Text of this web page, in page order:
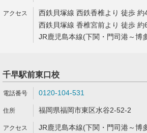
西鉄貝塚線 西鉄香椎より 徒歩 約
西鉄貝塚線 香椎宮前より 徒歩 約
JR鹿児島本線(下関・門司港～博
千早駅前東口校
0120-104-531
福岡県福岡市東区水谷2-52-2
JR鹿児島本線(下関・門司港～博